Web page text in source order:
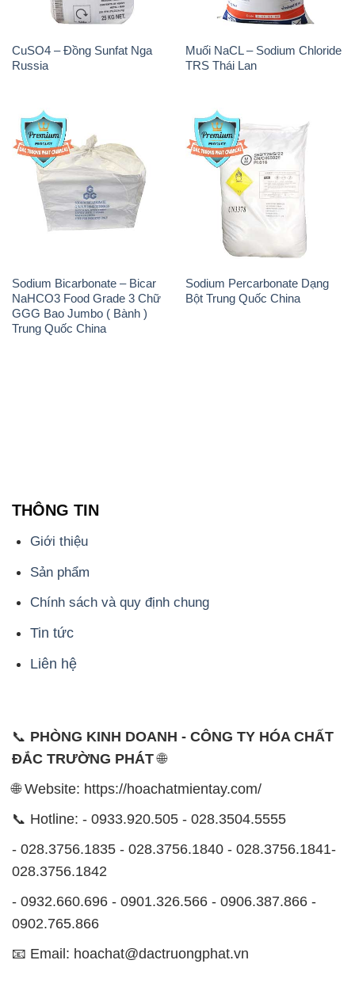
Sodium Bicarbonate – Bicar
NaHCO3 Food Grade 3 Chữ
GGG Bao Jumbo ( Bành )
Trung Quốc China
Sodium Percarbonate Dạng
Bột Trung Quốc China
Chính sách và quy định chung
Tin tức
Liên hệ
📞
PHÒNG KINH DOANH - CÔNG TY HÓA CHẤT
ĐẮC TRƯỜNG PHÁT
- 028.3756.1835 - 028.3756.1840 - 028.3756.1841-
0902.765.866
📧 Email: hoachat@dactruongphat.vn
ĐỊA CHỈ
1229C Quốc lộ 1A, Phường Bình Trị Đông B,
Quận Bình Tân, TP. Hồ Chí Minh